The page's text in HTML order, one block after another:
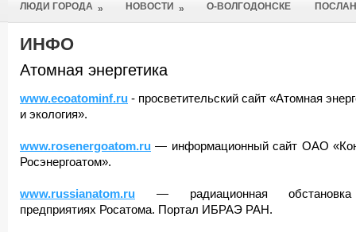
ЛЮДИ ГОРОДА » НОВОСТИ » О-ВОЛГОДОНСКЕ
ИНФО
Атомная энергетика
www.ecoatominf.ru - просветительский сайт «Атомная
и экология».
www.rosenergoatom.ru — информационный сайт ОАО
Росэнергоатом».
www.russianatom.ru — радиационная
предприятиях Росатома. Портал ИБРАЭ РАН.